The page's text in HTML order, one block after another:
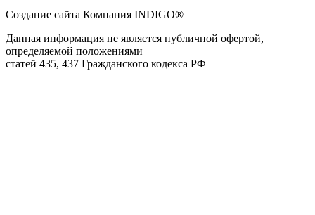
Создание сайта Компания INDIGO®
Данная информация не является публичной офертой,
определяемой положениями
статей 435, 437 Гражданского кодекса РФ